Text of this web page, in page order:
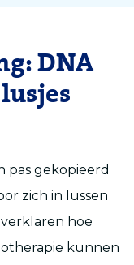
DNA
pas gekopieerd
zich in lussen
hoe
kunnen